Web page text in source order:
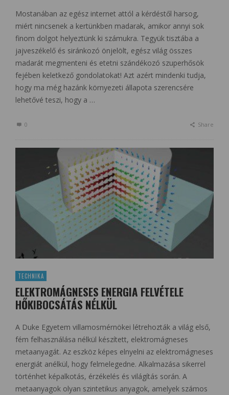
Mostanában az egész internet attól a kérdéstől harsog,
miért nincsenek a kertünkben madarak, amikor annyi sok
finom dolgot helyeztünk ki számukra. Tegyük tisztába a
jajveszékelő és siránkozó önjelölt, egész világ összes
madarát megmenteni és etetni szándékozó szuperhősök
fejében keletkező gondolatokat! Azt azért mindenki tudja,
hogy ma még hazánk környezeti állapota szerencsére
lehetővé teszi, hogy a …
0 Share
TECHNIKA
ELEKTROMÁGNESES ENERGIA FELVÉTELE
HŐKIBOCSÁTÁS NÉLKÜL
A Duke Egyetem villamosmérnökei létrehozták a világ első,
fém felhasználása nélkül készített, elektromágneses
metaanyagát. Az eszköz képes elnyelni az elektromágneses
energiát anélkül, hogy felmelegedne. Alkalmazása sikerrel
történhet képalkotás, érzékelés és világítás során. A
metaanyagok olyan szintetikus anyagok, amelyek számos